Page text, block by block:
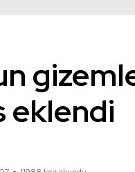
eklendi